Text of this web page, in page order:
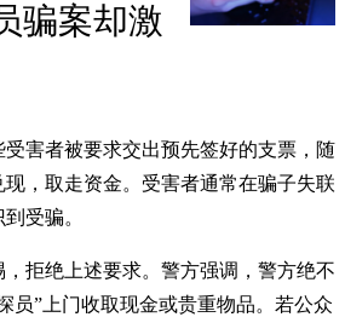
骗案却激
害者被要求交出预先签好的支票，随
，取走资金。受害者通常在骗子失联
受骗。
拒绝上述要求。警方强调，警方绝不
员”上门收取现金或贵重物品。若公众